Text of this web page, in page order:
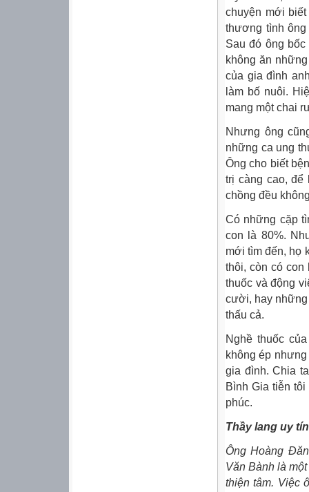
chuyện mới
thương tình
Sau đó ông
không ăn
của gia đình
làm bố nuôi.
mang một chai
Nhưng ông
những ca ung
Ông cho biết
trị càng cao, để
chồng đều
Có những cặp
con là 80%.
mới tìm đến, họ
thôi, còn có con
thuốc và động
cười, hay những
thấu cả.
Nghề thuốc
không ép
gia đình. Chia
Bình Gia tiễn
phúc.
Thầy lang uy
Ông Hoàng
Văn Bành là
thiện tâm. Việc